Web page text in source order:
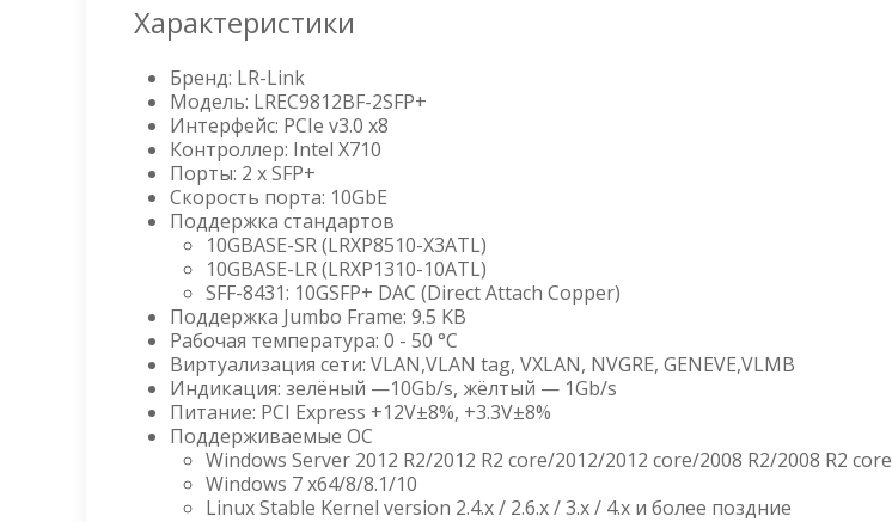
Характеристики
Бренд: LR-Link
Модель: LREC9812BF-2SFP+
Интерфейс: PCIe v3.0 x8
Контроллер: Intel X710
Порты: 2 x SFP+
Скорость порта: 10GbE
Поддержка стандартов
10GBASE-SR (LRXP8510-X3ATL)
10GBASE-LR (LRXP1310-10ATL)
SFF-8431: 10GSFP+ DAC (Direct Attach Copper)
Поддержка Jumbo Frame: 9.5 KB
Рабочая температура: 0 - 50 °С
Виртуализация сети: VLAN,VLAN tag, VXLAN, NVGRE, GENEVE,VLMB
Индикация: зелёный —10Gb/s, жёлтый — 1Gb/s
Питание: PCI Express +12V±8%, +3.3V±8%
Поддерживаемые ОС
Windows Server 2012 R2/2012 R2 core/2012/2012 core/2008 R2/2008 R2 core
Windows 7 x64/8/8.1/10
Linux Stable Kernel version 2.4.x / 2.6.x / 3.x / 4.x и более поздние